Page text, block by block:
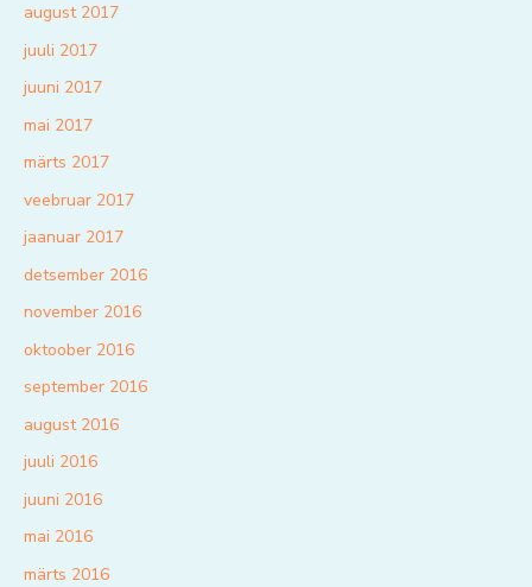
august 2017
juuli 2017
juuni 2017
mai 2017
märts 2017
veebruar 2017
jaanuar 2017
detsember 2016
november 2016
oktoober 2016
september 2016
august 2016
juuli 2016
juuni 2016
mai 2016
märts 2016